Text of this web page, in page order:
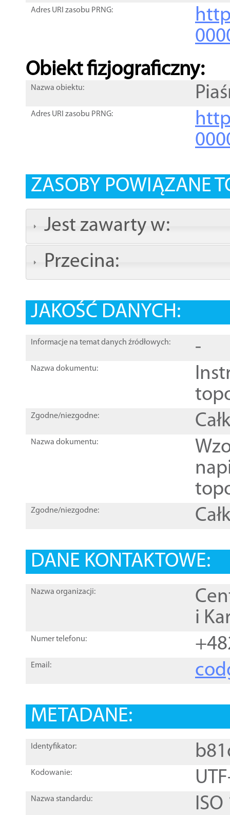
Adres URI zasobu PRNG:
Obiekt fizjograficzny:
Nazwa obiektu:
Adres URI zasobu PRNG:
ZASOBY POWIĄZANE
Jest zawarty w:
Przecina:
JAKOŚĆ DANYCH:
Informacje na temat danych źródłowych: -
Nazwa dokumentu:
Zgodne/niezgodne:
Nazwa dokumentu:
Zgodne/niezgodne:
DANE KONTAKTOWE:
Nazwa organizacji:
i
Numer telefonu:
Email:
METADANE:
Identyfikator:
Kodowanie:
Nazwa standardu: